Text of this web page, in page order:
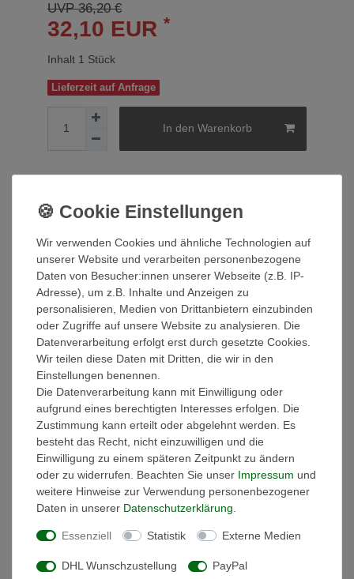
UVP 36,20 €
32,10 EUR *
Inhalt 1 Stück
Lieferzeit auf Anfrage
In den Warenkorb
* inkl. ges. MwSt. zzgl.Versandkosten
Beschreibung
Technische Daten
Weitere Details
Informationen zur Produktsicherheit
LED-Neonlichtschlauch für den
mit einer Breite von nur 4mm
Merkmale des Lichtschlauchs: Dieser
Wir verwenden Cookies und ähnliche Technologien auf
unserer Website und verarbeiten personenbezogene
Daten von Besucher:innen unserer Webseite (z.B. IP-
Adresse), um z.B. Inhalte und Anzeigen zu
personalisieren, Medien von Drittanbietern einzubinden
oder Zugriffe auf unsere Website zu analysieren. Die
Datenverarbeitung erfolgt erst durch gesetzte Cookies.
Wir teilen diese Daten mit Dritten, die wir in den
Einstellungen benennen.
Die Datenverarbeitung kann mit Einwilligung oder
aufgrund eines berechtigten Interesses erfolgen. Die
Zustimmung kann erteilt oder abgelehnt werden. Es
besteht das Recht, nicht einzuwilligen und die
Einwilligung zu einem späteren Zeitpunkt zu ändern
oder zu widerrufen. Beachten Sie unser Impressum und
weitere Hinweise zur Verwendung personenbezogener
Daten in unserer Daten­schutz­erklärung
Essenziell Statistik Externe Medien
DHL Wunschzustellung PayPal